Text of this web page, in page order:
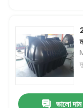
ভালো দাম